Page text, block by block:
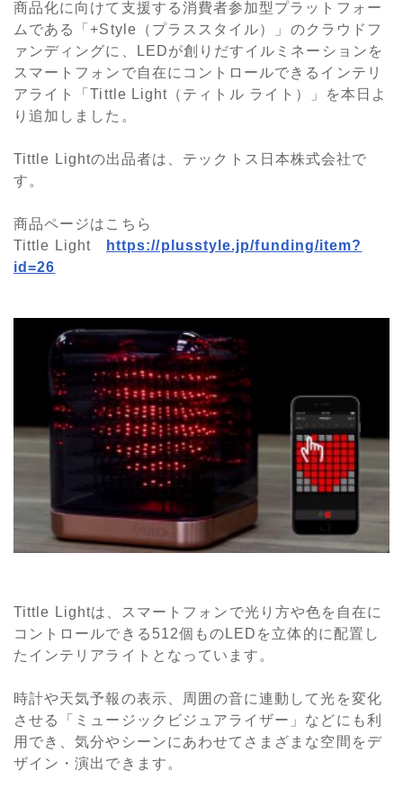
商品化に向けて支援する消費者参加型プラットフォー
ムである「+Style（プラススタイル）」のクラウドフ
ァンディングに、LEDが創りだすイルミネーションを
スマートフォンで自在にコントロールできるインテリ
アライト「Tittle Light（ティトル ライト）」を本日よ
り追加しました。
Tittle Lightの出品者は、テックトス日本株式会社で
す。
商品ページはこちら
Tittle Light
https://plusstyle.jp/funding/item?
id=26
Tittle Lightは、スマートフォンで光り方や色を自在に
コントロールできる512個ものLEDを立体的に配置し
たインテリアライトとなっています。
時計や天気予報の表示、周囲の音に連動して光を変化
させる「ミュージックビジュアライザー」などにも利
用でき、気分やシーンにあわせてさまざまな空間をデ
ザイン・演出できます。